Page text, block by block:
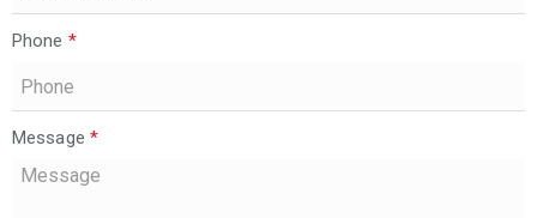
Phone *
Message *